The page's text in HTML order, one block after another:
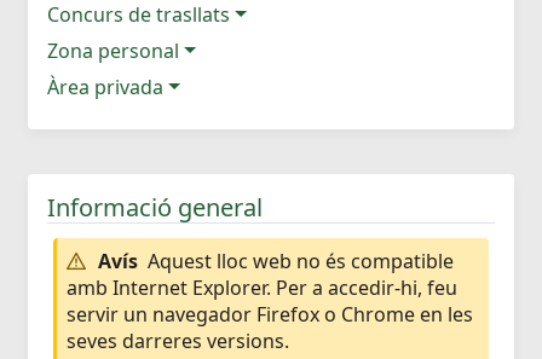
Concurs de trasllats
Zona personal
Àrea privada
Informació general
Avís Aquest lloc web no és compatible
amb Internet Explorer. Per a accedir-hi, feu
servir un navegador Firefox o Chrome en les
seves darreres versions.